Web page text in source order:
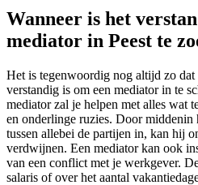
Wanneer is het
mediator in Peest te
Het is tegenwoordig nog altijd zo
verstandig is om een mediator in te
mediator zal je helpen met alles wat
en onderlinge ruzies. Door middenin
tussen allebei de partijen in, kan hij
verdwijnen. Een mediator kan ook
van een conflict met je werkgever.
salaris of over het aantal